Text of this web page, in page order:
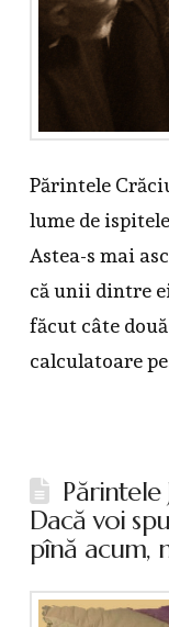
Părintele
lume de
Astea-s mai
că unii dintre
făcut câte
calculatoare
Părintele
Dacă voi
pînă acum,